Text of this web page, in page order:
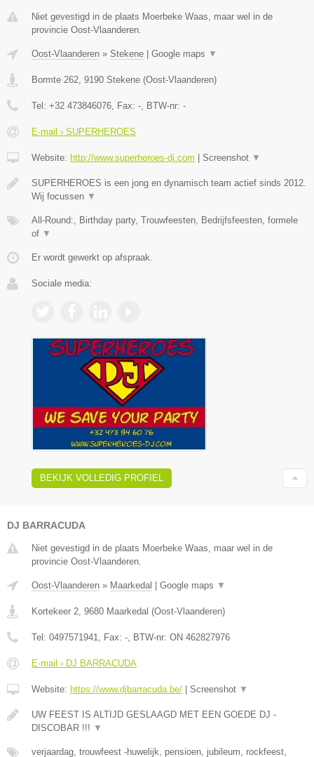
Niet gevestigd in de plaats Moerbeke Waas, maar wel in de
provincie Oost-Vlaanderen.
Oost-Vlaanderen » Stekene | Google maps ▼
Bormte 262 9190 Stekene (Oost-Vlaanderen)
Tel: +32 473846076 , Fax: - , BTW-nr: -
E-mail › SUPERHEROES
Website: http://www.superheroes-dj.com | Screenshot ▼
SUPERHEROES is een jong en dynamisch team actief sinds 2012.
Wij focussen ▼
All-Round:, Birthday party, Trouwfeesten, Bedrijfsfeesten, formele
of ▼
Er wordt gewerkt op afspraak.
Sociale media:
BEKIJK VOLLEDIG PROFIEL
DJ BARRACUDA
Niet gevestigd in de plaats Moerbeke Waas, maar wel in de
provincie Oost-Vlaanderen.
Oost-Vlaanderen » Maarkedal Google maps ▼
Kortekeer 2, 9680 Maarkedal (Oost-Vlaanderen)
Tel: 0497571941, Fax: -, BTW-nr: ON 462827976
E-mail › DJ BARRACUDA
Website: https://www.djbarracuda.be/ Screenshot ▼
UW FEEST IS ALTIJD GESLAAGD MET EEN GOEDE DJ -
DISCOBAR !!! ▼
verjaardag, trouwfeest -huwelijk, pensioen, jubileum, rockfeest,